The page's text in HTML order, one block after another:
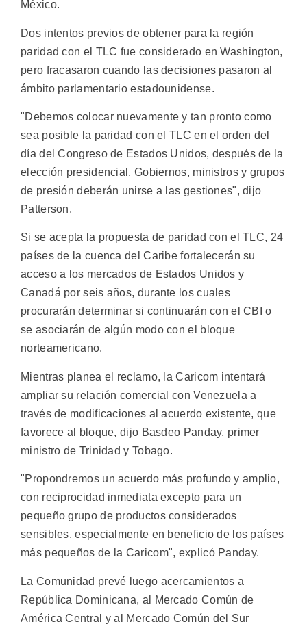
México.
Dos intentos previos de obtener para la región
paridad con el TLC fue considerado en Washington,
pero fracasaron cuando las decisiones pasaron al
ámbito parlamentario estadounidense.
"Debemos colocar nuevamente y tan pronto como
sea posible la paridad con el TLC en el orden del
día del Congreso de Estados Unidos, después de la
elección presidencial. Gobiernos, ministros y grupos
de presión deberán unirse a las gestiones", dijo
Patterson.
Si se acepta la propuesta de paridad con el TLC, 24
países de la cuenca del Caribe fortalecerán su
acceso a los mercados de Estados Unidos y
Canadá por seis años, durante los cuales
procurarán determinar si continuarán con el CBI o
se asociarán de algún modo con el bloque
norteamericano.
Mientras planea el reclamo, la Caricom intentará
ampliar su relación comercial con Venezuela a
través de modificaciones al acuerdo existente, que
favorece al bloque, dijo Basdeo Panday, primer
ministro de Trinidad y Tobago.
"Propondremos un acuerdo más profundo y amplio,
con reciprocidad inmediata excepto para un
pequeño grupo de productos considerados
sensibles, especialmente en beneficio de los países
más pequeños de la Caricom", explicó Panday.
La Comunidad prevé luego acercamientos a
República Dominicana, al Mercado Común de
América Central y al Mercado Común del Sur